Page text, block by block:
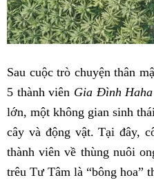
Sau cuộc trò chuyện thân
5 thành viên Gia Đình Haha
lớn, một không gian sinh
cây và động vật. Tại đây,
thành viên về thùng nuôi
trêu Tư Tâm là “bông hoa”